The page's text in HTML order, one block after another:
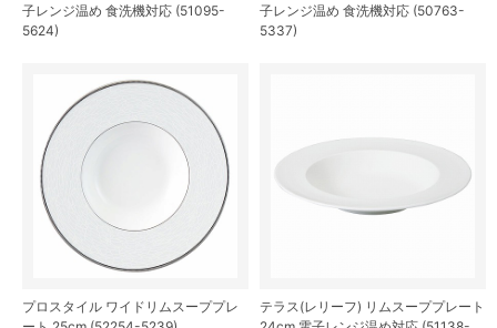
子レンジ温め 食洗機対応 (51095-
5624)
子レンジ温め 食洗機対応 (50763-
5337)
プロスタイル ワイドリムスーププレ
テラス(レリーフ) リムスーププレート